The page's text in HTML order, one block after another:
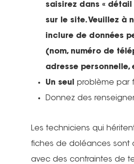
saisirez dans « détail
sur le site. Veuillez à
inclure de données
(nom, numéro de
adresse personnelle,
Un seul
problème par
Donnez des
Les techniciens qui
fiches de doléances sont
avec des contraintes de